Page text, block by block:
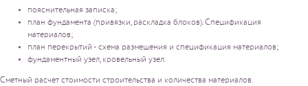
пояснительная записка;
план фундамента (привязки, раскладка блоков). Спецификация
материалов;
план перекрытий - схема размещения и спецификация материалов;
фундаментный узел, кровельный узел.
Сметный расчет стоимости строительства и количества материалов.